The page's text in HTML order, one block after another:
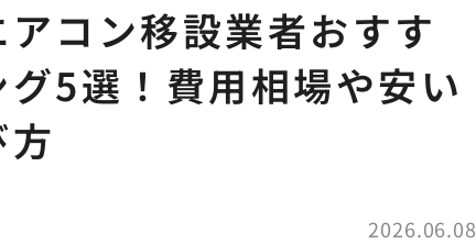
コン移設業者おすす
5選！費用相場や安い
2026.06.08